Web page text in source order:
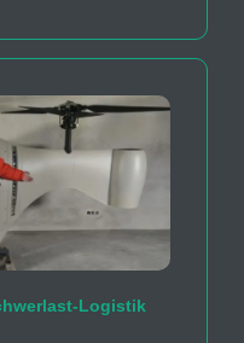
Logistik